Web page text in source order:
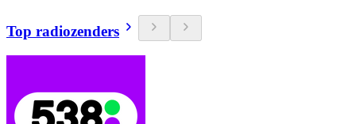
Top radiozenders